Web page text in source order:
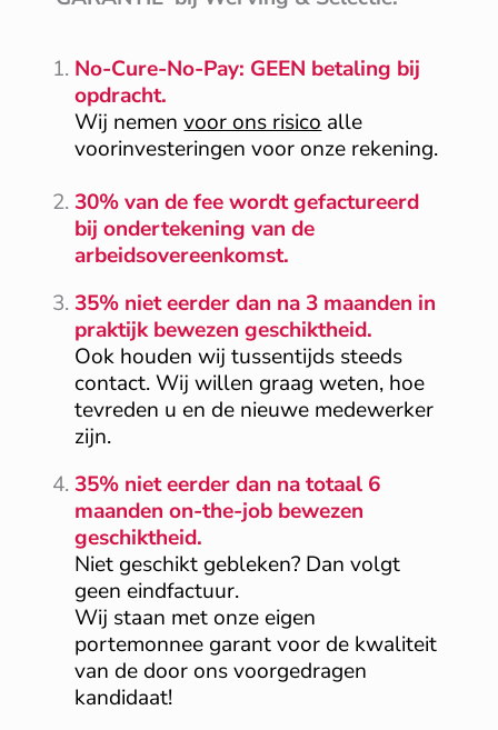
No-Cure-No-Pay: GEEN betaling bij
opdracht.
Wij nemenvoor ons risico alle
voorinvesteringen voor onze rekening.
30% van de fee wordt gefactureerd
bij ondertekening van de
arbeidsovereenkomst.
35% niet eerder dan na 3 maanden in
praktijk bewezen geschiktheid.
Ook houden wij tussentijds steeds
contact. Wij willen graag weten, hoe
tevreden u en de nieuwe medewerker
zijn.
35% niet eerder dan na totaal 6
maanden on-the-job bewezen
geschiktheid.
Niet geschikt gebleken? Dan volgt
geen eindfactuur.
Wij staan met onze eigen
portemonnee garant voor de kwaliteit
van de door ons voorgedragen
kandidaat!